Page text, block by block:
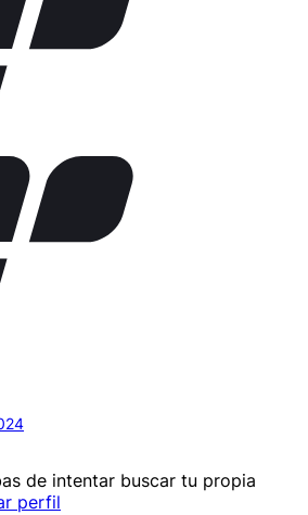
de intentar buscar tu propia
perfil